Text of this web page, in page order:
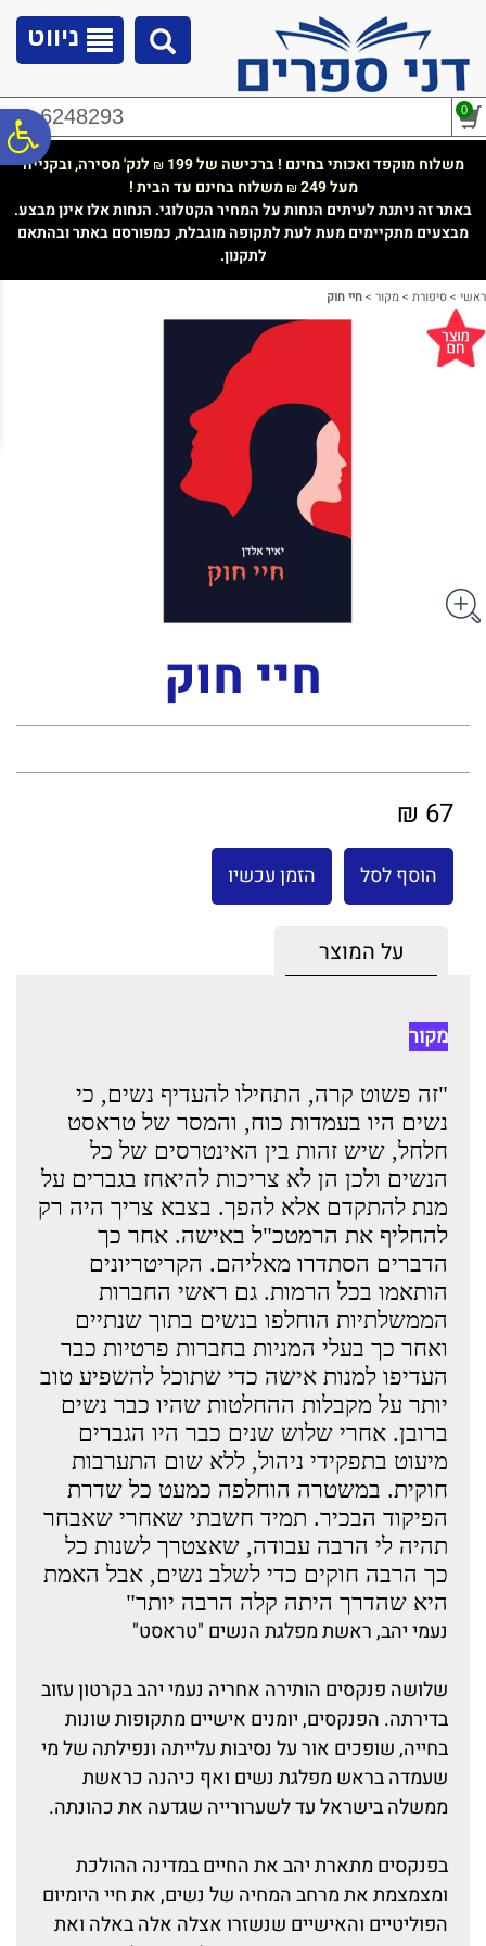
נגישות
ניווט
02-6248293 0
משלוח מוקפד ואכותי בחינם ! ברכישה של 199 ₪ לנק' מסירה, ובקנייה
מעל 249
₪משלוח בחינם עד הבית !
באתר זה ניתנת לעיתים הנחות על המחיר הקטלוגי. הנחות אלו אינן מבצע.
מבצעים מתקיימים מעת לעת לתקופה מוגבלת, כמפורסם באתר ובהתאם
לתקנון.
ראשי >סיפורת >מקור >חיי חוק
חיי חוק
67 ₪
הוסף לסל הזמן עכשיו
על המוצר
מקור
"זה פשוט קרה, התחילו להעדיף נשים, כי
נשים היו בעמדות כוח, והמסר של טראסט
חלחל, שיש זהות בין האינטרסים של כל
הנשים ולכן הן לא צריכות להיאחז בגברים על
מנת להתקדם אלא להפך. בצבא צריך היה רק
להחליף את הרמטכ"ל באישה. אחר כך
הדברים הסתדרו מאליהם. הקריטריונים
הותאמו בכל הרמות. גם ראשי החברות
הממשלתיות הוחלפו בנשים בתוך שנתיים
ואחר כך בעלי המניות בחברות פרטיות כבר
העדיפו למנות אישה כדי שתוכל להשפיע טוב
יותר על מקבלות ההחלטות שהיו כבר נשים
ברובן. אחרי שלוש שנים כבר היו הגברים
מיעוט בתפקידי ניהול, ללא שום התערבות
חוקית. במשטרה הוחלפה כמעט כל שדרת
הפיקוד הבכיר. תמיד חשבתי שאחרי שאבחר
תהיה לי הרבה עבודה, שאצטרך לשנות כל
כך הרבה חוקים כדי לשלב נשים, אבל האמת
היא שהדרך היתה קלה הרבה יותר"
נעמי יהב, ראשת מפלגת הנשים "טראסט"
שלושה פנקסים הותירה אחריה נעמי יהב בקרטון עזוב
בדירתה. הפנקסים, יומנים אישיים מתקופות שונות
בחייה, שופכים אור על נסיבות עלייתה ונפילתה של מי
שעמדה בראש מפלגת נשים ואף כיהנה כראשת
ממשלה בישראל עד לשערורייה שגדעה את כהונתה.
בפנקסים מתארת יהב את החיים במדינה ההולכת
ומצמצמת את מרחב המחיה של נשים, את חיי היומיום
הפוליטיים והאישיים שנשזרו אצלה אלה באלה ואת